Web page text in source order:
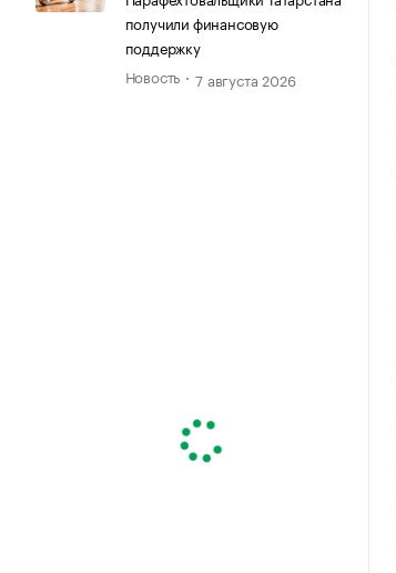
получили финансовую
поддержку
Новость
7 августа 2026